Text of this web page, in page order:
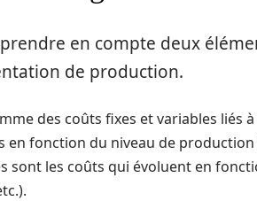
en compte deux
de production.
des coûts fixes et variables liés
fonction du niveau de production
sont les coûts qui évoluent en